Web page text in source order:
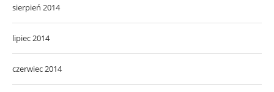
sierpień 2014
lipiec 2014
czerwiec 2014